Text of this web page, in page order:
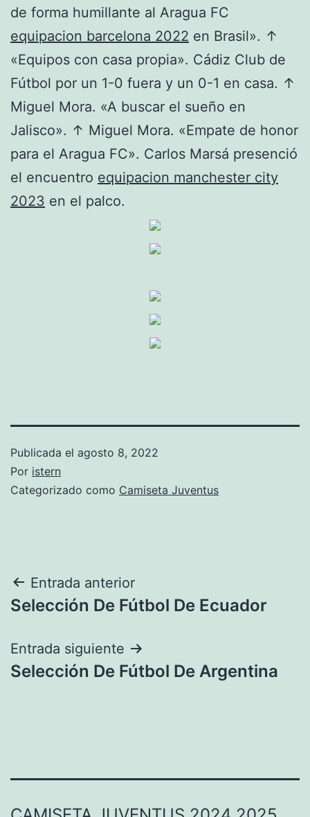
de forma humillante al Aragua FC
equipacion barcelona 2022 en Brasil». ↑
«Equipos con casa propia». Cádiz Club de
Fútbol por un 1-0 fuera y un 0-1 en casa. ↑
Miguel Mora. «A buscar el sueño en
Jalisco». ↑ Miguel Mora. «Empate de honor
para el Aragua FC». Carlos Marsá presenció
el encuentro equipacion manchester city
2023 en el palco.
Publicada el agosto 8, 2022
Por istern
Categorizado como Camiseta Juventus
Navegación
de
entradas
Entrada anterior
Selección De Fútbol De Ecuador
Entrada siguiente
Selección De Fútbol De Argentina